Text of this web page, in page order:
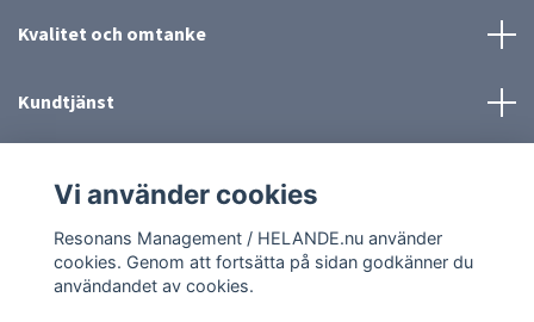
Kvalitet och omtanke
Kundtjänst
Sociala medier
Vi använder cookies
Resonans Management / HELANDE.nu använder
cookies. Genom att fortsätta på sidan godkänner du
användandet av cookies.